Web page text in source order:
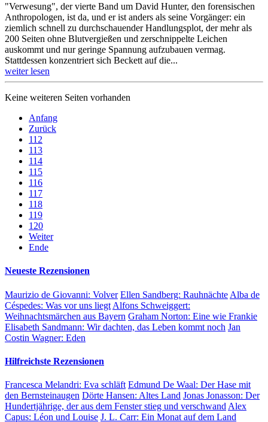
"Verwesung", der vierte Band um David Hunter, den forensischen
Anthropologen, ist da, und er ist anders als seine Vorgänger: ein
ziemlich schnell zu durchschauender Handlungsplot, der mehr als
200 Seiten ohne Blutvergießen und zerschnippelte Leichen
auskommt und nur geringe Spannung aufzubauen vermag.
Stattdessen konzentriert sich Beckett auf die...
weiter lesen
Keine weiteren Seiten vorhanden
Anfang
Zurück
112
113
114
115
116
117
118
119
120
Weiter
Ende
Neueste Rezensionen
Maurizio de Giovanni: Volver Ellen Sandberg: Rauhnächte Alba de
Céspedes: Was vor uns liegt Alfons Schweiggert:
Weihnachtsmärchen aus Bayern Graham Norton: Eine wie Frankie
Elisabeth Sandmann: Wir dachten, das Leben kommt noch Jan
Costin Wagner: Eden
Hilfreichste Rezensionen
Francesca Melandri: Eva schläft Edmund De Waal: Der Hase mit
den Bernsteinaugen Dörte Hansen: Altes Land Jonas Jonasson: Der
Hundertjährige, der aus dem Fenster stieg und verschwand Alex
Capus: Léon und Louise J. L. Carr: Ein Monat auf dem Land